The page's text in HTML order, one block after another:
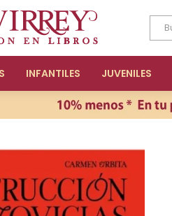
INFANTILES JUVENILES